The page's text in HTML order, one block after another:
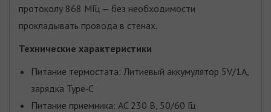
протоколу 868 МГц — без необходимости
прокладывать провода в стенах.
Технические характеристики
Питание термостата: Литиевый аккумулятор 5V/1A,
зарядка Type‑C
Питание приемника: AC 230 В, 50/60 Гц